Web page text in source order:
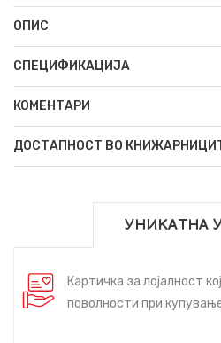
ОПИС
СПЕЦИФИКАЦИЈА
КОМЕНТАРИ
ДОСТАПНОСТ ВО
УНИКАТНА
Картичка за лојалност
поволности при